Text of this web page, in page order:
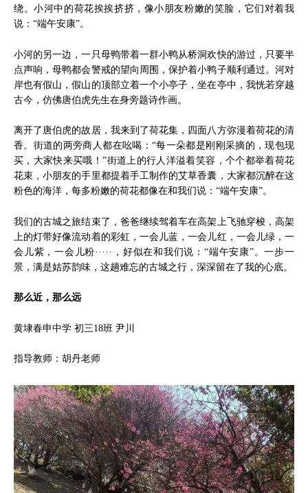
绕。小河中的荷花挨挨挤挤，像小朋友粉嫩的笑脸，它们对着我
说：“端午安康”。
小河的另一边，一只母鸭带着一群小鸭从桥洞欢快的游过，只要半
点声响，母鸭都会警戒的望向周围，保护着小鸭子顺利通过。河对
岸也有假山，假山的顶部立着一个小亭子，坐在亭中，我恍若穿越
古今，仿佛唐伯虎先生在身旁题诗作画。
离开了唐伯虎的故居，我来到了荷花集，四面八方弥漫着荷花的清
香。街道的两旁商人都在吆喝：“每一朵都是刚刚采摘的，现包现
买，大家快来买哦！”街道上的行人洋溢着笑容，个个都举着荷花
花束，小朋友的手里都提着手工制作的艾草香囊，大家都沉醉在这
粉色的海洋，每多粉嫩的荷花都像在和我们说：“端午安康”。
我们的古城之旅结束了，爸爸继续驾着车在高架上飞驰穿梭，高架
上的灯带好像流动着的彩虹，一会儿蓝，一会儿红，一会儿绿，一
会儿紫，一会儿粉·····，好似在和我们说：“端午安康”。一步一
景，满是姑苏韵味，这趟难忘的古城之行，深深留在了我的心底。
那么近，那么远
黄埭春申中学 初三18班 尹川
指导教师：胡丹老师